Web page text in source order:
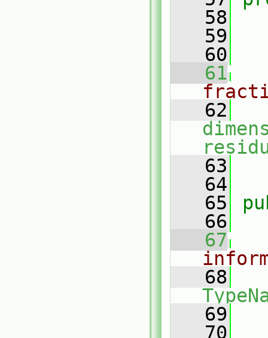
   58
   59
   60
   61
   62
   63
   64
   65
   66
   67
   68
   69
   70